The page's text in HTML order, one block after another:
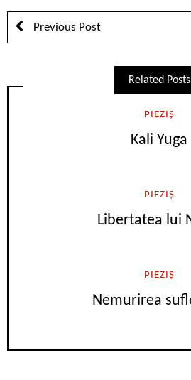
Previous Post
Related Posts
PIEZIȘ
Kali Yuga
PIEZIȘ
Libertatea lui
PIEZIȘ
Nemurirea